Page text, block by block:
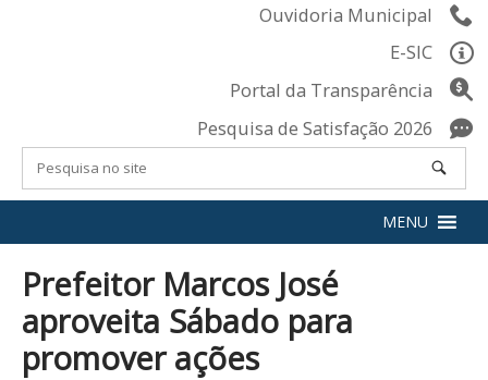
Ouvidoria Municipal
E-SIC
Portal da Transparência
Pesquisa de Satisfação 2026
MENU
Prefeitor Marcos José
aproveita Sábado para
promover ações